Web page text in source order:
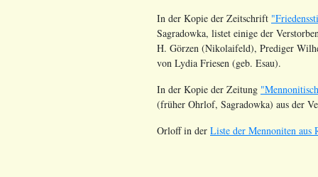
In der Kopie der Zeitschrift
Sagradowka, listet einige der
H. Görzen (Nikolaifeld), Prediger
von Lydia Friesen (geb. Esau).
In der Kopie der Zeitung
(früher Ohrlof, Sagradowka) aus der
Orloff in der Liste der Mennoniten aus